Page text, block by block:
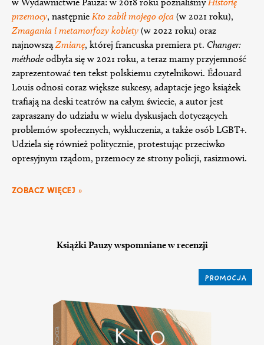
przemocy, następnie Kto zabił mojego ojca (w 2021 roku),
Zmagania i metamorfozy kobiety (w 2022 roku) oraz
najnowszą Zmianę, której francuska premiera pt. Changer:
méthode odbyła się w 2021 roku, a teraz mamy przyjemność
zaprezentować ten tekst polskiemu czytelnikowi. Édouard
Louis odnosi coraz większe sukcesy, adaptacje jego książek
trafiają na deski teatrów na całym świecie, a autor jest
zapraszany do udziału w wielu dyskusjach dotyczących
problemów społecznych, wykluczenia, a także osób LGBT+.
Udziela się również politycznie, protestując przeciwko
opresyjnym rządom, przemocy ze strony policji, rasizmowi.
ZOBACZ WIĘCEJ »
Książki Pauzy wspomniane w recenzji
PROMOCJA